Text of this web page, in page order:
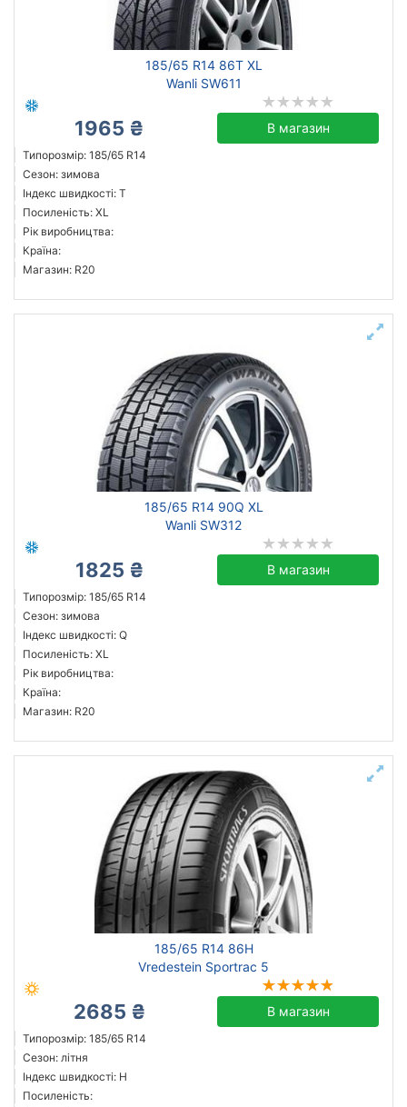
185/65 R14 86T XL
Wanli SW611
1965 ₴ В магазин
Типорозмір: 185/65 R14
Сезон: зимова
Індекс швидкості: T
Посиленість: XL
Рік виробництва:
Країна:
Магазин: R20
185/65 R14 90Q XL
Wanli SW312
1825 ₴ В магазин
Типорозмір: 185/65 R14
Сезон: зимова
Індекс швидкості: Q
Посиленість: XL
Рік виробництва:
Країна:
Магазин: R20
185/65 R14 86H
Vredestein Sportrac 5
2685 ₴ В магазин
Типорозмір: 185/65 R14
Сезон: літня
Індекс швидкості: H
Посиленість: